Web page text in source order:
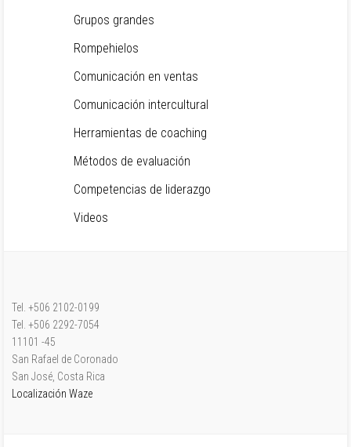
Grupos grandes
Rompehielos
Comunicación en ventas
Comunicación intercultural
Herramientas de coaching
Métodos de evaluación
Competencias de liderazgo
Videos
Tel. +506 2102-0199
Tel. +506 2292-7054
11101 -45
San Rafael de Coronado
San José, Costa Rica
Localización Waze